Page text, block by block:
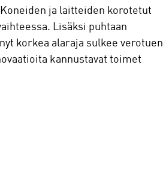
ja laitteiden korotetut
Lisäksi puhtaan
korkea alaraja sulkee verotuen
kannustavat toimet